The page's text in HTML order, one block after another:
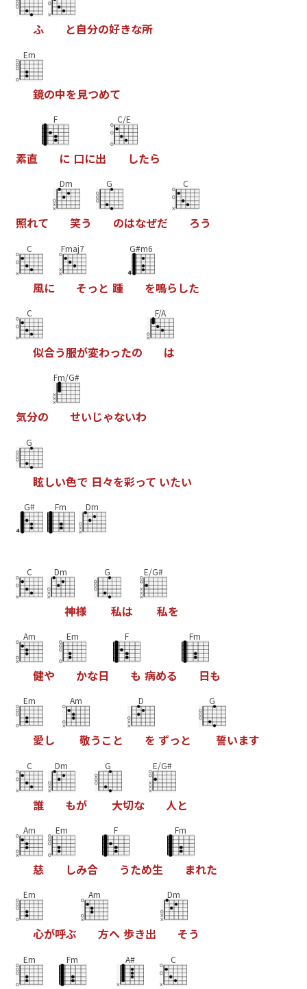
ふ と自分の好きな所
Em
鏡の中を見つめて
素直
F
に 口に出
C/E
したら
照れて
Dm
笑う
G
のはなぜだ
C
ろう
C
風に
Fmaj7
そっ と 踵
G#m6
を鳴ら した
C
似合う服が変わったの
F/A
は
気分の
Fm/G#
せいじゃないわ
G
眩しい色で 日々を彩って いたい
G# Fm Dm
C Dm
神様
G
私は
E/G#
私を
Am
健や
Em
かな日
F
も 病める
Fm
日も
Em
愛し
Am
敬う こ と
D
を ずっ と
G
誓います
C
誰
Dm
もが
G
大切な
E/G#
人と
Am
慈
Em
しみ合
F
うため生
Fm
まれた
Em
心が呼ぶ
Am
方へ 歩き出
Dm
そう
Em Fm A# C